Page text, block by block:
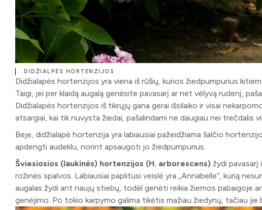
DIDŽIALPĖS HORTENZIJOS
Didžialapės hortenzijos yra viena iš rūšių, kurios žiedpumpurius
Taigi, jei per klaidą augalą genėsite pavasarį ar net vėlyvą rudenį,
Didžialapės hortenzijos iš tikrųjų gana gerai išsilaiko ir visai
atsargiai, kai tik nuvysta žiedai, pašalindami ne daugiau nei trečdalis
Beje, didžialapė hortenzija yra labiausiai pažeidžiama šalčio
apdengti audeklu, norint apsaugoti jo žiedpumpurius.
Šviesiosios (laukinės) hortenzijos (H. arborescens) žydi pavasarį
rožinės spalvos. Labiausiai paplitusi veislė yra „Annabelle“, kurią
augalas žydi ant naujų stiebų, todėl genėti reikia žiemos pabaigoje
genėjimo. Po tokio karpymo galima tikėtis mažiau žiedynų, tačiau jie